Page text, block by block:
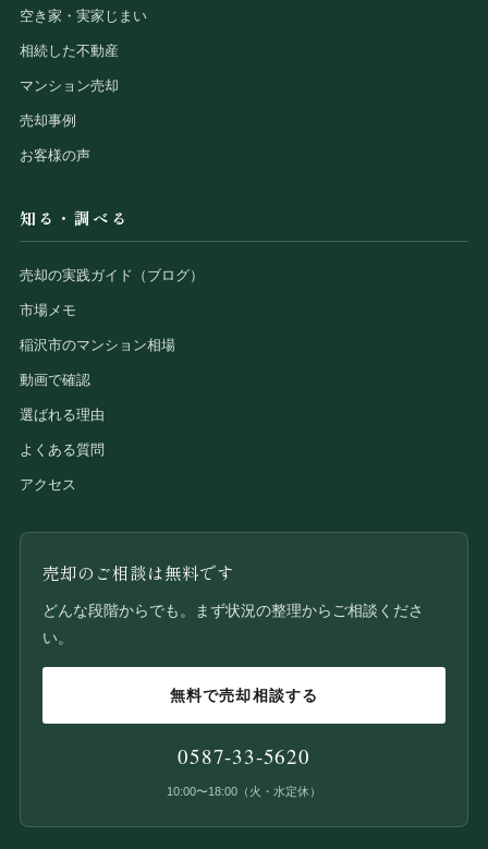
空き家・実家じまい
相続した不動産
マンション売却
売却事例
お客様の声
知る・調べる
売却の実践ガイド（ブログ）
市場メモ
稲沢市のマンション相場
動画で確認
選ばれる理由
よくある質問
アクセス
売却のご相談は無料です
どんな段階からでも。まず状況の整理からご相談くださ
い。
無料で売却相談する
0587-33-5620
10:00〜18:00（火・水定休）